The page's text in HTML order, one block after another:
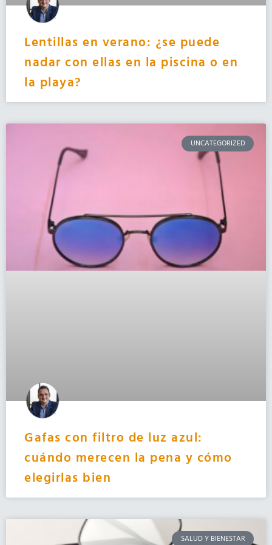
Lentillas en verano: ¿se puede
nadar con ellas en la piscina o en
la playa?
UNCATEGORIZED
Gafas con filtro de luz azul:
cuándo merecen la pena y cómo
elegirlas bien
SALUD Y BIENESTAR